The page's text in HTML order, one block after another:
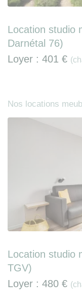
Location studio
Darnétal 76)
Loyer : 401 €
Nos locations
Location studio
TGV)
Loyer : 480 €